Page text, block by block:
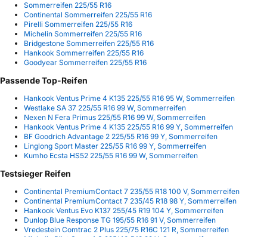
Sommerreifen 225/55 R16
Continental Sommerreifen 225/55 R16
Pirelli Sommerreifen 225/55 R16
Michelin Sommerreifen 225/55 R16
Bridgestone Sommerreifen 225/55 R16
Hankook Sommerreifen 225/55 R16
Goodyear Sommerreifen 225/55 R16
Passende Top-Reifen
Hankook Ventus Prime 4 K135 225/55 R16 95 W, Sommerreifen
Westlake SA 37 225/55 R16 99 W, Sommerreifen
Nexen N Fera Primus 225/55 R16 99 W, Sommerreifen
Hankook Ventus Prime 4 K135 225/55 R16 99 Y, Sommerreifen
BF Goodrich Advantage 2 225/55 R16 99 Y, Sommerreifen
Linglong Sport Master 225/55 R16 99 Y, Sommerreifen
Kumho Ecsta HS52 225/55 R16 99 W, Sommerreifen
Testsieger Reifen
Continental PremiumContact 7 235/55 R18 100 V, Sommerreifen
Continental PremiumContact 7 235/45 R18 98 Y, Sommerreifen
Hankook Ventus Evo K137 255/45 R19 104 Y, Sommerreifen
Dunlop Blue Response TG 195/55 R16 91 V, Sommerreifen
Vredestein Comtrac 2 Plus 225/75 R16C 121 R, Sommerreifen